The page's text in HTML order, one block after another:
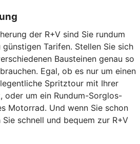
der R+V sind Sie rundum
Tarifen. Stellen Sie sich
Bausteinen genau so
Egal, ob es nur um einen
Spritztour mit Ihrer
oder um ein Rundum-Sorglos-
Motorrad. Und wenn Sie schon
schnell und bequem zur R+V